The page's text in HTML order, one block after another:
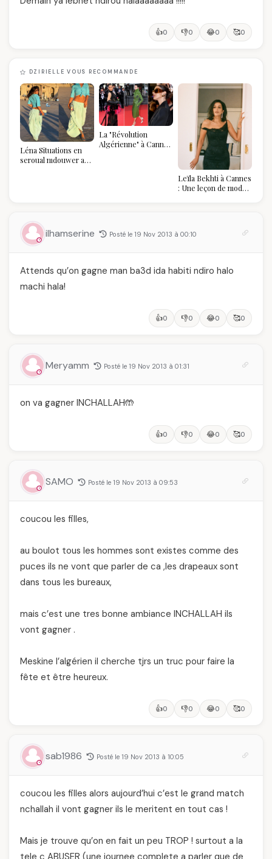
👍0 👎0 😂0 🥰0
DZIRIELLE VOUS RECOMMANDE
Léna Situations en
seroual mdouwer au
La "Révolution
Algérienne" à Cannes
Leïla Bekhti à Cannes
: Une leçon de mode
ilhamserine Posté le 19 Nov 2013 à 00:10
Attends qu’on gagne man ba3d ida habiti ndiro halo
machi hala!
👍0 👎0 😂0 🥰0
Meryamm Posté le 19 Nov 2013 à 01:31
on va gagner INCHALLAH🤲
👍0 👎0 😂0 🥰0
SAMO Posté le 19 Nov 2013 à 09:53
coucou les filles,
au boulot tous les hommes sont existes comme des
puces ils ne vont que parler de ca ,les drapeaux sont
dans tous les bureaux,
mais c’est une tres bonne ambiance INCHALLAH ils
vont gagner .
Meskine l’algérien il cherche tjrs un truc pour faire la
fête et être heureux.
👍0 👎0 😂0 🥰0
sab1986 Posté le 19 Nov 2013 à 10:05
coucou les filles alors aujourd’hui c’est le grand match
nchallah il vont gagner ils le meritent en tout cas !
Mais je trouve qu’on en fait un peu TROP ! surtout a la